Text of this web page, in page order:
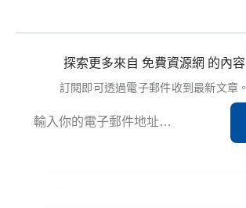
探索更多來自 免費資源網 的內容
訂閱即可透過電子郵件收到最新文章。